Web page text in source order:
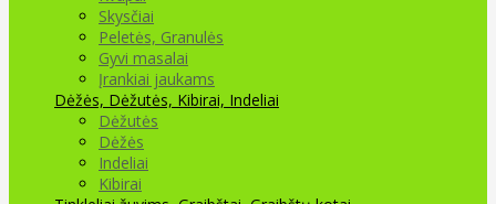
Skysčiai
Peletės, Granulės
Gyvi masalai
Įrankiai jaukams
Dėžės, Dėžutės, Kibirai, Indeliai
Dėžutės
Dėžės
Indeliai
Kibirai